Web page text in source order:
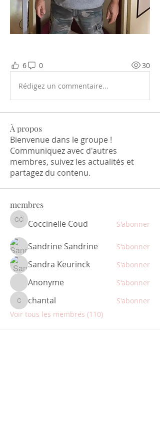
6 0 30
Rédigez un commentaire...
À propos
Bienvenue dans le groupe !
Communiquez avec d'autres
membres, suivez les actualités et
partagez du contenu.
membres
Coccinelle Coud
Coccinelle Coud S'abonner
Sandrine Sandrine S'abonner
Sandra Keurinck S'abonner
Anonyme S'abonner
chantalchantal
S'abonner
Voir tous les membres (110)